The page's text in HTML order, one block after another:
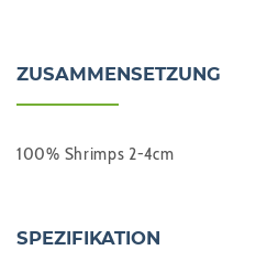
ZUSAMMENSETZUNG
100% Shrimps 2-4cm
SPEZIFIKATION